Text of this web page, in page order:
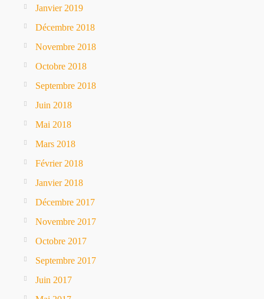
Janvier 2019
Décembre 2018
Novembre 2018
Octobre 2018
Septembre 2018
Juin 2018
Mai 2018
Mars 2018
Février 2018
Janvier 2018
Décembre 2017
Novembre 2017
Octobre 2017
Septembre 2017
Juin 2017